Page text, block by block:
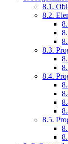
8.1.
8.2.
8.3.
8.4.
8.5.